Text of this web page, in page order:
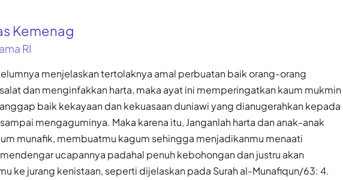
Kemenag
RI
menjelaskan tertolaknya amal perbuatan baik orang-orang
dan menginfakkan harta, maka ayat ini memperingatkan kaum mukmin
baik kekayaan dan kekuasaan duniawi yang dianugerahkan kepada
mengaguminya. Maka karena itu, Janganlah harta dan anak-anak
munafik, membuatmu kagum sehingga menjadikanmu menaati
ucapannya padahal penuh kebohongan dan justru akan
ke jurang kenistaan, seperti dijelaskan pada Surah al-Munafiqun/63: 4.